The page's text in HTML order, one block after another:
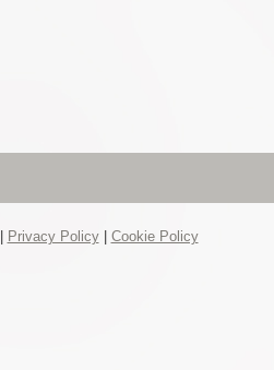
Privacy Policy| Cookie Policy